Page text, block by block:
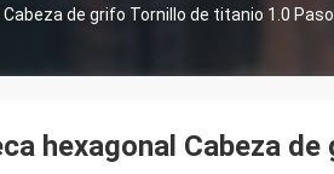
de grifo Tornillo de titanio 1.0 Paso
hexagonal Cabeza